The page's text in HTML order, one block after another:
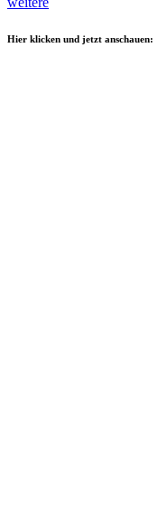
Hier klicken und jetzt anschauen: